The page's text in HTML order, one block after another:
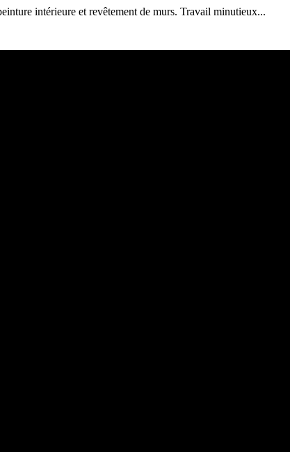
intérieure et revêtement de murs. Travail minutieux...